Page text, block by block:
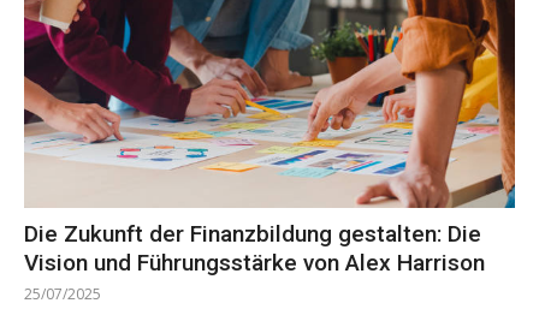
Die Zukunft der Finanzbildung gestalten: Die
Vision und Führungsstärke von Alex Harrison
25/07/2025